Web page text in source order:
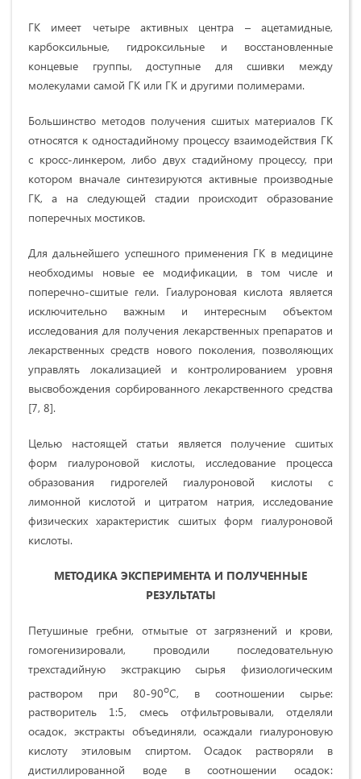
ГК имеет четыре активных центра – ацетамидные,
карбоксильные, гидроксильные и восстановленные
концевые группы, доступные для сшивки между
молекулами самой ГК или ГК и другими полимерами.
Большинство методов получения сшитых материалов ГК
относятся к одностадийному процессу взаимодействия ГК
с кросс-линкером, либо двух стадийному процессу, при
котором вначале синтезируются активные производные
ГК, а на следующей стадии происходит образование
поперечных мостиков.
Для дальнейшего успешного применения ГК в медицине
необходимы новые ее модификации, в том числе и
поперечно-сшитые гели. Гиалуроновая кислота является
исключительно важным и интересным объектом
исследования для получения лекарственных препаратов и
лекарственных средств нового поколения, позволяющих
управлять локализацией и контролированием уровня
высвобождения сорбированного лекарственного средства
[7, 8].
Целью настоящей статьи является получение сшитых
форм гиалуроновой кислоты, исследование процесса
образования гидрогелей гиалуроновой кислоты с
лимонной кислотой и цитратом натрия, исследование
физических характеристик сшитых форм гиалуроновой
кислоты.
МЕТОДИКА ЭКСПЕРИМЕНТА И ПОЛУЧЕННЫЕ
РЕЗУЛЬТАТЫ
Петушиные гребни, отмытые от загрязнений и крови,
гомогенизировали, проводили последовательную
трехстадийную экстракцию сырья физиологическим
раствором при 80-90oC, в соотношении сырье:
растворитель 1:5, смесь отфильтровывали, отделяли
осадок, экстракты объединяли, осаждали гиалуроновую
кислоту этиловым спиртом. Осадок растворяли в
дистиллированной воде в соотношении осадок: